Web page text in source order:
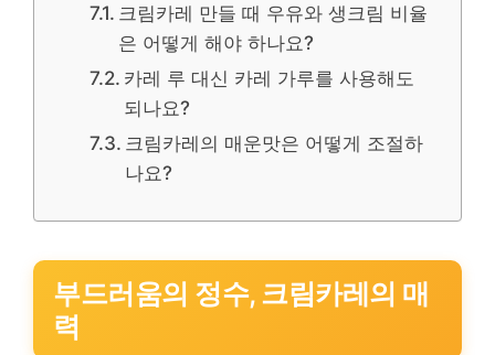
크림카레 만들 때 우유와 생크림 비율
은 어떻게 해야 하나요?
카레 루 대신 카레 가루를 사용해도
되나요?
크림카레의 매운맛은 어떻게 조절하
나요?
부드러움의 정수, 크림카레의 매
력